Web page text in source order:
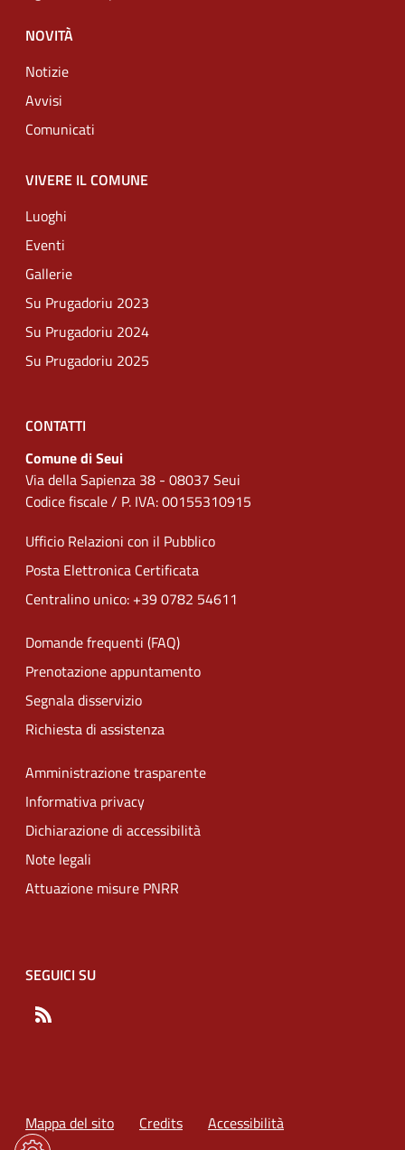
NOVITÀ
Notizie
Avvisi
Comunicati
VIVERE IL COMUNE
Luoghi
Eventi
Gallerie
Su Prugadoriu 2023
Su Prugadoriu 2024
Su Prugadoriu 2025
CONTATTI
Comune di Seui
Via della Sapienza 38 - 08037 Seui
Codice fiscale / P. IVA: 00155310915
Ufficio Relazioni con il Pubblico
Posta Elettronica Certificata
Centralino unico: +39 0782 54611
Domande frequenti (FAQ)
Prenotazione appuntamento
Segnala disservizio
Richiesta di assistenza
Amministrazione trasparente
Informativa privacy
Dichiarazione di accessibilità
Note legali
Attuazione misure PNRR
SEGUICI SU
Mappa del sito Credits Accessibilità